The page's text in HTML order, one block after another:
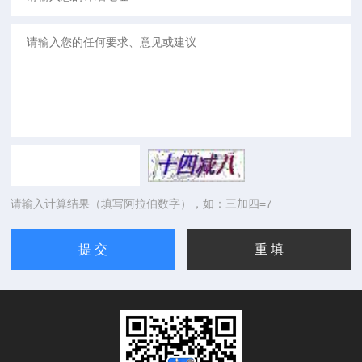
请输入计算结果（填写阿拉伯数字），如：三加四=7